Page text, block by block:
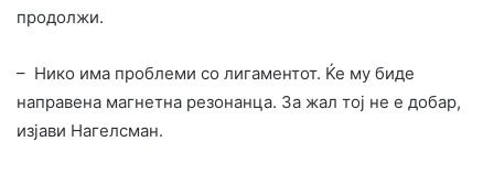
продолжи.
– Нико има проблеми со лигаментот. Ќе му биде
направена магнетна резонанца. За жал тој не е добар,
изјави Нагелсман.